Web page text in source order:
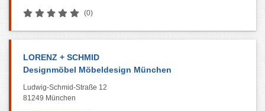
(0)
LORENZ + SCHMID
Designmöbel Möbeldesign München
Ludwig-Schmid-Straße 12
81249 München